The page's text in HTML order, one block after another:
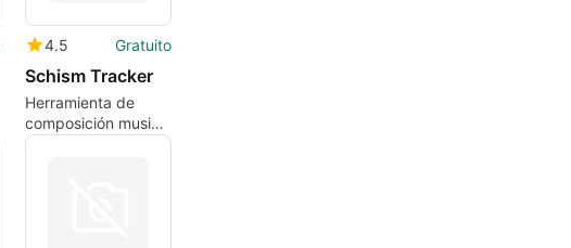
4.5 Gratuito
Schism Tracker
Herramienta de
composición musical
retro